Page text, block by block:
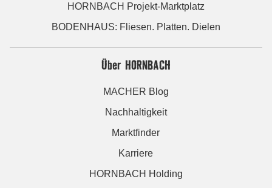
HORNBACH Projekt-Marktplatz
BODENHAUS: Fliesen. Platten. Dielen
Über HORNBACH
MACHER Blog
Nachhaltigkeit
Marktfinder
Karriere
HORNBACH Holding